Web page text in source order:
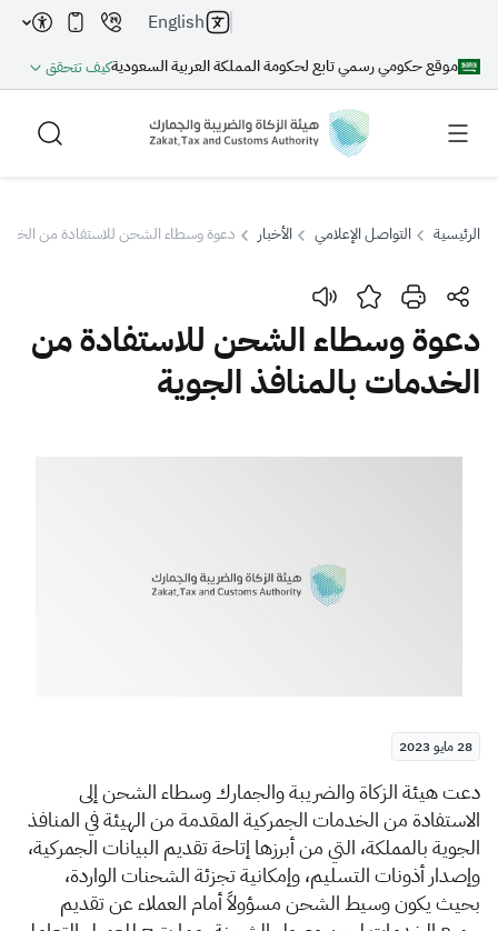
موقع حكومي رسمي تابع لحكومة المملكة العربية السعوديةكيف تتحقق
English
بحث
بحث بحث AI
اقتراحات
الرئيسية التواصل الإعلامي الأخبار دعوة وسطاء الشحن للاستفادة من
دعوة وسطاء الشحن للاستفادة من
الخدمات بالمنافذ الجوية
28 مايو 2023
​​​​​​​دعت هيئة الزكاة والضريبة والجمارك وسطاء الشحن إلى
الاستفادة من الخدمات الجمركية المقدمة من الهيئة في المنافذ
الجوية بالمملكة، التي من أبرزها إتاحة تقديم البيانات الجمركية،
وإصدار أذونات التسليم، وإمكانية تجزئة الشحنات الواردة،
بحيث يكون وسيط الشحن مسؤولاً أمام العملاء عن تقديم